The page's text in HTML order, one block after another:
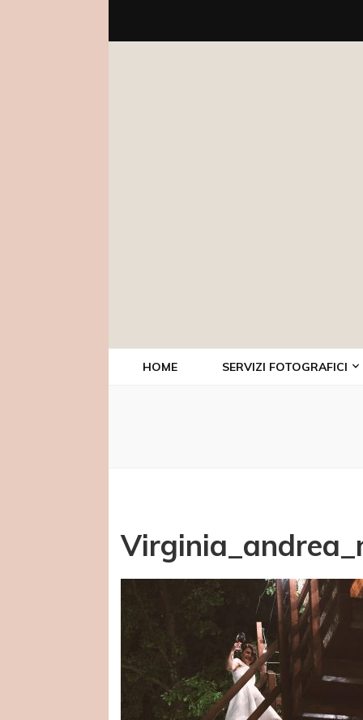
HOME SERVIZI FOTOGRAFICI